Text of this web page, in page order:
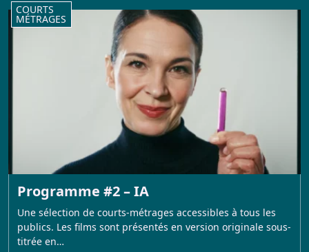
COURTS
MÉTRAGES
Programme #2 – IA
Une sélection de courts-métrages accessibles à tous les
publics. Les films sont présentés en version originale sous-
titrée en…